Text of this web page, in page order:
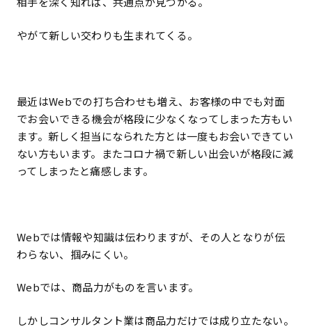
やがて新しい交わりも生まれてくる。
最近はWebでの打ち合わせも増え、お客様の中でも対面
でお会いできる機会が格段に少なくなってしまった方もい
ます。新しく担当になられた方とは一度もお会いできてい
ない方もいます。またコロナ禍で新しい出会いが格段に減
ってしまったと痛感します。
Webでは情報や知識は伝わりますが、その人となりが伝
わらない、掴みにくい。
Webでは、商品力がものを言います。
しかしコンサルタント業は商品力だけでは成り立たない。